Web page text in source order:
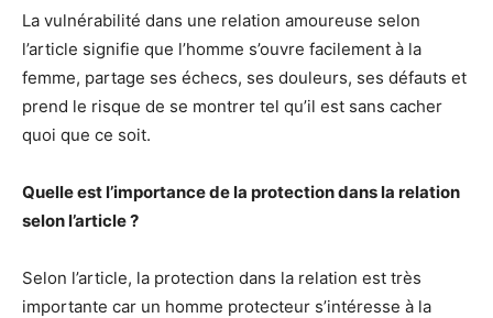
La vulnérabilité dans une relation amoureuse selon
l’article signifie que l’homme s’ouvre facilement à la
femme, partage ses échecs, ses douleurs, ses défauts et
prend le risque de se montrer tel qu’il est sans cacher
quoi que ce soit.
Quelle est l’importance de la protection dans la relation
selon l’article ?
Selon l’article, la protection dans la relation est très
importante car un homme protecteur s’intéresse à la